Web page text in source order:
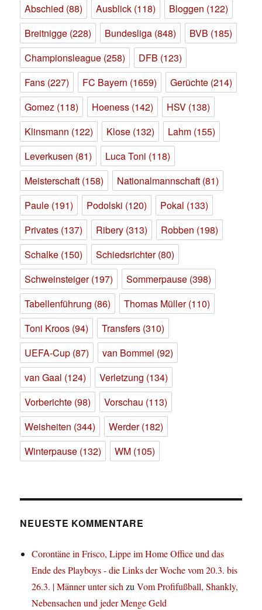
Abschied (88) Ausblick (118) Bloggen (122)
Breitnigge (228) Bundesliga (848) BVB (185)
Championsleague (258) DFB (123)
Fans (227) FC Bayern (1659) Gerüchte (214)
Gomez (118) Hoeness (142) HSV (138)
Klinsmann (122) Klose (132) Lahm (155)
Leverkusen (81) Luca Toni (118)
Meisterschaft (158) Nationalmannschaft (81)
Paule (191) Podolski (120) Pokal (133)
Privates (137) Ribery (313) Robben (198)
Schalke (150) Schiedsrichter(80)
Schweinsteiger(197) Sommerpause (398)
Tabellenführung (86) Thomas Müller(110)
Toni Kroos (94) Transfers (310)
UEFA-Cup (87) van Bommel (92)
van Gaal (124) Verletzung (134)
Vorberichte (98) Vorschau (113)
Weisheiten (344) Werder(182)
Winterpause (132) WM (105)
NEUESTE KOMMENTARE
Corontäne in Frisco, Lippe im Home Office und das
Ende des Playboys - die Links der Woche vom 20.3. bis
26.3. | Männer unter sichzuVom Profifußball, Shankly,
Nebensachen und jeder Menge Geld